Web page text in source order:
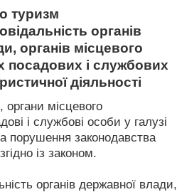
туризм
органів
органів місцевого
посадових і службових
діяльності
місцевого
і службові особи у галузі
порушення законодавства
із законом.
органів державної влади,